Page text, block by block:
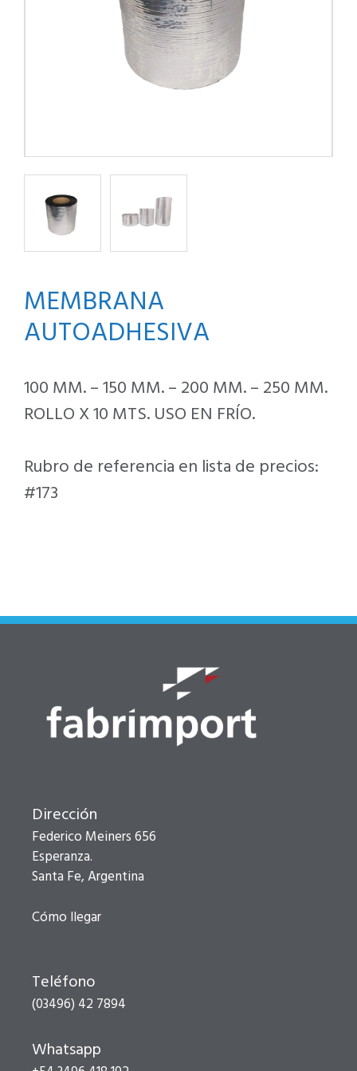
MEMBRANA
AUTOADHESIVA
100 MM. – 150 MM. – 200 MM. – 250 MM.
ROLLO X 10 MTS. USO EN FRÍO.
Rubro de referencia en lista de precios:
#173
Dirección
Federico Meiners 656
Esperanza.
Santa Fe, Argentina
Cómo llegar
Teléfono
(03496) 42 7894
Whatsapp